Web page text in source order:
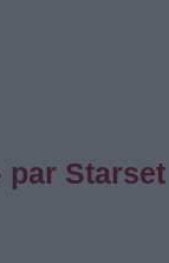
par Starset